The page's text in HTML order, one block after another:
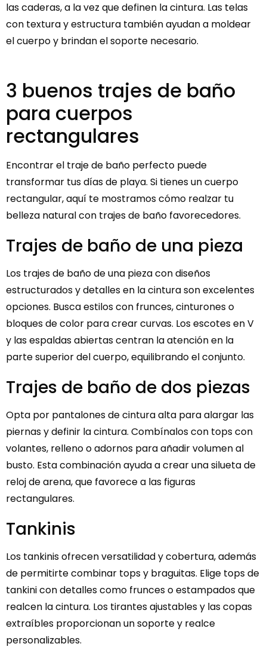
las caderas, a la vez que definen la cintura. Las telas
con textura y estructura también ayudan a moldear
el cuerpo y brindan el soporte necesario.
3 buenos trajes de baño
para cuerpos
rectangulares
Encontrar el traje de baño perfecto puede
transformar tus días de playa. Si tienes un cuerpo
rectangular, aquí te mostramos cómo realzar tu
belleza natural con trajes de baño favorecedores.
Trajes de baño de una pieza
Los trajes de baño de una pieza con diseños
estructurados y detalles en la cintura son excelentes
opciones. Busca estilos con frunces, cinturones o
bloques de color para crear curvas. Los escotes en V
y las espaldas abiertas centran la atención en la
parte superior del cuerpo, equilibrando el conjunto.
Trajes de baño de dos piezas
Opta por pantalones de cintura alta para alargar las
piernas y definir la cintura. Combínalos con tops con
volantes, relleno o adornos para añadir volumen al
busto. Esta combinación ayuda a crear una silueta de
reloj de arena, que favorece a las figuras
rectangulares.
Tankinis
Los tankinis ofrecen versatilidad y cobertura, además
de permitirte combinar tops y braguitas. Elige tops de
tankini con detalles como frunces o estampados que
realcen la cintura. Los tirantes ajustables y las copas
extraíbles proporcionan un soporte y realce
personalizables.